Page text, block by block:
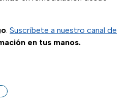
. Suscríbete a nuestro canal de
en tus manos.